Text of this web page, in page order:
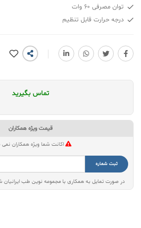
توان مصرفی 60 وات
درجه حرارت قابل تنظیم
تماس بگیرید
قیمت ویژه همکاران
اکانت شما ویژه همکاران نمی
ثبت شماره
در صورت تمایل به همکاری با مجموعه نوین طب ایرانیان